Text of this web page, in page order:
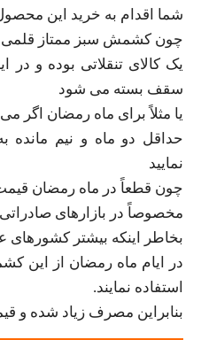
شما اقدام به خرید این محصول
چون کشمش سبز ممتاز قلمی
یک کالای تنقلاتی بوده و
سقف بسته می شود
یا مثلاً برای ماه رمضان اگر
حداقل دو ماه و نیم مانده
نمایید
چون قطعاً در ماه رمضان
مخصوصاً در بازارهای صادراتی
بخاطر اینکه بیشتر کشورهای
در ایام ماه رمضان از این
استفاده نمایند.
بنابراین مصرف زیاد شده و